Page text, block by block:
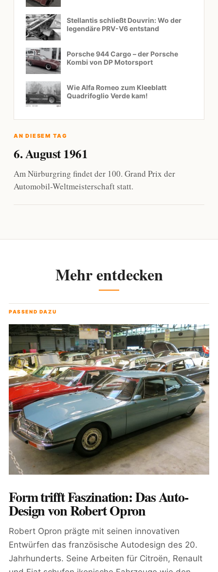
Stellantis schließt Douvrin: Wo der
legendäre PRV-V6 entstand
Porsche 944 Cargo – der Porsche
Kombi von DP Motorsport
Wie Alfa Romeo zum Kleeblatt
Quadrifoglio Verde kam!
AN DIESEM TAG
6. August 1961
Am Nürburgring findet der 100. Grand Prix der
Automobil-Weltmeisterschaft statt.
Mehr entdecken
PASSEND DAZU
Form trifft Faszination: Das Auto-
Design von Robert Opron
Robert Opron prägte mit seinen innovativen
Entwürfen das französische Autodesign des 20.
Jahrhunderts. Seine Arbeiten für Citroën, Renault